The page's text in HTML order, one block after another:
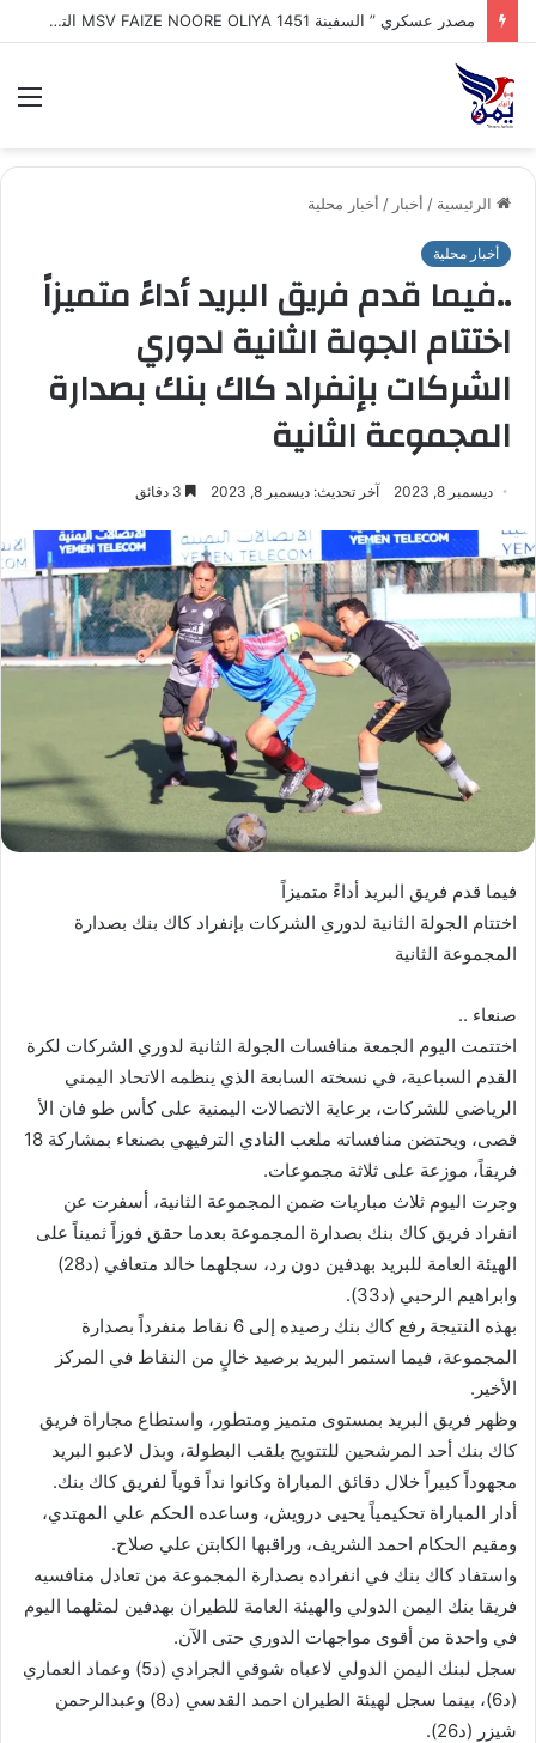
طهران : إيران تكشف اقتراب إعلان تفاهم تاريخي مع سلطنة عُمان بشأن تنظيم الملاحة في مضيق هرمز
الرئيسية / أخبار / أخبار محلية
أخبار محلية
..فيما قدم فريق البريد أداءً متميزاً
اختتام الجولة الثانية لدوري
الشركات بإنفراد كاك بنك بصدارة
المجموعة الثانية
ديسمبر 8, 2023 آخر تحديث: ديسمبر 8, 2023
فيما قدم فريق البريد أداءً متميزاً
اختتام الجولة الثانية لدوري الشركات بإنفراد كاك بنك بصدارة
المجموعة الثانية
صنعاء ..
اختتمت اليوم الجمعة منافسات الجولة الثانية لدوري الشركات لكرة
القدم السباعية، في نسخته السابعة الذي ينظمه الاتحاد اليمني
الرياضي للشركات، برعاية الاتصالات اليمنية على كأس طو فان الأ
قصى، ويحتضن منافساته ملعب النادي الترفيهي بصنعاء بمشاركة 18
فريقاً، موزعة على ثلاثة مجموعات.
وجرت اليوم ثلاث مباريات ضمن المجموعة الثانية، أسفرت عن
انفراد فريق كاك بنك بصدارة المجموعة بعدما حقق فوزاً ثميناً على
الهيئة العامة للبريد بهدفين دون رد، سجلهما خالد متعافي (د28)
وابراهيم الرحبي (د33).
بهذه النتيجة رفع كاك بنك رصيده إلى 6 نقاط منفرداً بصدارة
المجموعة، فيما استمر البريد برصيد خالٍ من النقاط في المركز
الأخير.
وظهر فريق البريد بمستوى متميز ومتطور، واستطاع مجاراة فريق
كاك بنك أحد المرشحين للتتويج بلقب البطولة، وبذل لاعبو البريد
مجهوداً كبيراً خلال دقائق المباراة وكانوا نداً قوياً لفريق كاك بنك.
أدار المباراة تحكيمياً يحيى درويش، وساعده الحكم علي المهتدي،
ومقيم الحكام احمد الشريف، وراقبها الكابتن علي صلاح.
واستفاد كاك بنك في انفراده بصدارة المجموعة من تعادل منافسيه
فريقا بنك اليمن الدولي والهيئة العامة للطيران بهدفين لمثلهما اليوم
في واحدة من أقوى مواجهات الدوري حتى الآن.
سجل لبنك اليمن الدولي لاعباه شوقي الجرادي (د5) وعماد العماري
(د6)، بينما سجل لهيئة الطيران احمد القدسي (د8) وعبدالرحمن
شيزر (د26).